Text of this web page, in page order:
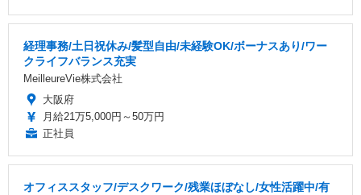
経理事務/土日祝休み/髪型自由/未経験OK/ボーナスあり/ワー
クライフバランス充実
MeilleureVie株式会社
大阪府
月給21万5,000円～50万円
正社員
オフィススタッフ/デスクワーク/残業ほぼなし/女性活躍中/有